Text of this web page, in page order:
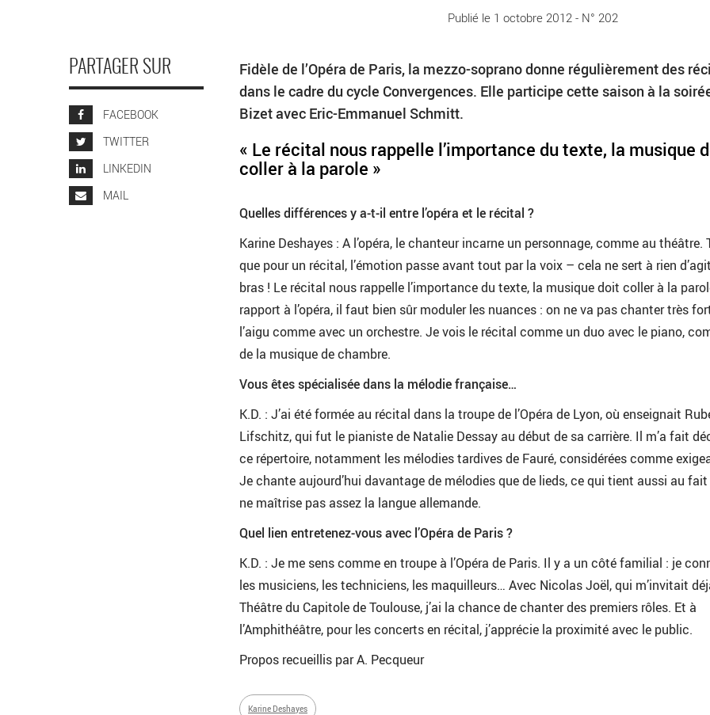
Publié le 1 octobre 2012 - N° 202
PARTAGER SUR
FACEBOOK
TWITTER
LINKEDIN
MAIL
Fidèle de l’Opéra de Paris, la mezzo-soprano donne régulièrement des
dans le cadre du cycle Convergences. Elle participe cette saison à la
Bizet avec Eric-Emmanuel Schmitt.
« Le récital nous rappelle l’importance du texte, la musique
coller à la parole »
Quelles différences y a-t-il entre l’opéra et le récital ?
Karine Deshayes : A l’opéra, le chanteur incarne un personnage, comme au théâtre.
que pour un récital, l’émotion passe avant tout par la voix – cela ne sert à rien
bras ! Le récital nous rappelle l’importance du texte, la musique doit coller à la
rapport à l’opéra, il faut bien sûr moduler les nuances : on ne va pas chanter très
l’aigu comme avec un orchestre. Je vois le récital comme un duo avec le piano,
de la musique de chambre.
Vous êtes spécialisée dans la mélodie française…
K.D. : J’ai été formée au récital dans la troupe de l’Opéra de Lyon, où enseignait
Lifschitz, qui fut le pianiste de Natalie Dessay au début de sa carrière. Il m’a fait
ce répertoire, notamment les mélodies tardives de Fauré, considérées comme
Je chante aujourd’hui davantage de mélodies que de lieds, ce qui tient aussi au fait
ne maîtrise pas assez la langue allemande.
Quel lien entretenez-vous avec l’Opéra de Paris ?
K.D. : Je me sens comme en troupe à l’Opéra de Paris. Il y a un côté familial : je
les musiciens, les techniciens, les maquilleurs… Avec Nicolas Joël, qui m’invitait
Théâtre du Capitole de Toulouse, j’ai la chance de chanter des premiers rôles. Et à
l’Amphithéâtre, pour les concerts en récital, j’apprécie la proximité avec le public.
Propos recueillis par A. Pecqueur
Karine Deshayes